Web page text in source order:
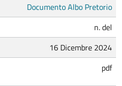
Documento Albo Pretorio
n. del
16 Dicembre 2024
pdf